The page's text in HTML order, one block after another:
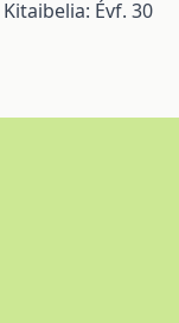
Kitaibelia: Évf. 30